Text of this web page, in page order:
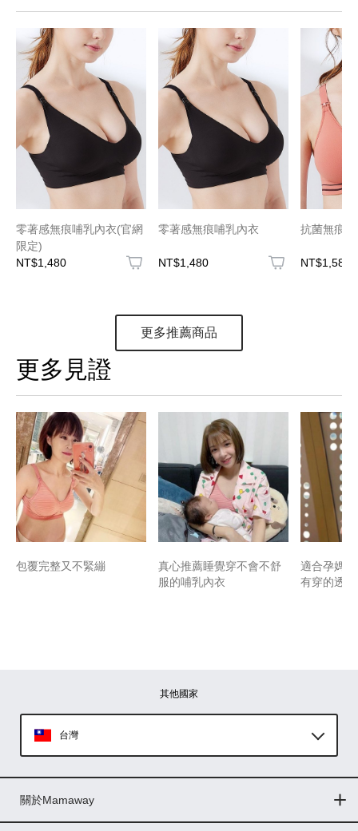
零著感無痕哺乳內衣(官網
限定)
NT$1,480
零著感無痕哺乳內衣
NT$1,480
抗菌無痕
NT$1,580
更多推薦商品
更多見證
包覆完整又不緊繃
真心推薦睡覺穿不會不舒
服的哺乳內衣
適合孕媽
有穿的透
其他國家
台灣
印尼
關於Mamaway
門市據點
最新消息
品牌故事
人力招募
媒體花絮
隱私權聲明
CSR企業社會責任